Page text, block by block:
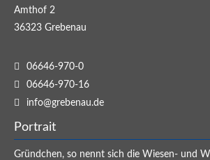
Amthof 2
36323 Grebenau
06646-970-0
06646-970-16
info@grebenau.de
Portrait
Gründchen, so nennt sich die Wiesen- und